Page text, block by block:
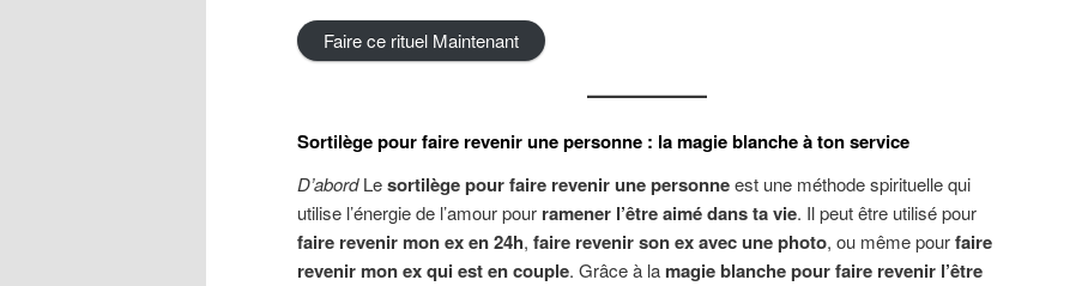
Faire ce rituel Maintenant
Sortilège pour faire revenir une personne : la magie blanche à ton service
D’abordLesortilège pour faire revenir une personneest une méthode spirituelle qui
utilise l’énergie de l’amour pour ramener l’être aimé dans ta vie. Il peut être utilisé pour
faire revenir mon ex en 24h, faire revenir son ex avec une photo, ou même pourfaire
revenir mon ex qui est en couple. Grâce à la magie blanche pour faire revenir l’être